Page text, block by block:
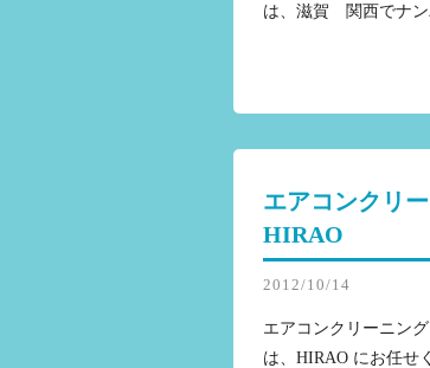
は、滋賀 関西でナン
エアコンクリ
HIRAO
2012/10/14
エアコンクリーニン
は、HIRAO にお任